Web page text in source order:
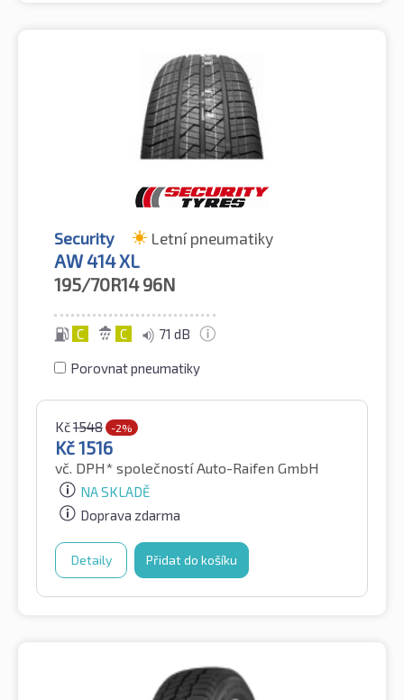
Security Letní pneumatiky
AW 414 XL
195/70R14 96N
C C 71 dB
Porovnat pneumatiky
Kč1548 -2%
Kč1516
vč. DPH* společností Auto-Raifen GmbH
NA SKLADĚ
Doprava zdarma
Detaily Přidat do košíku